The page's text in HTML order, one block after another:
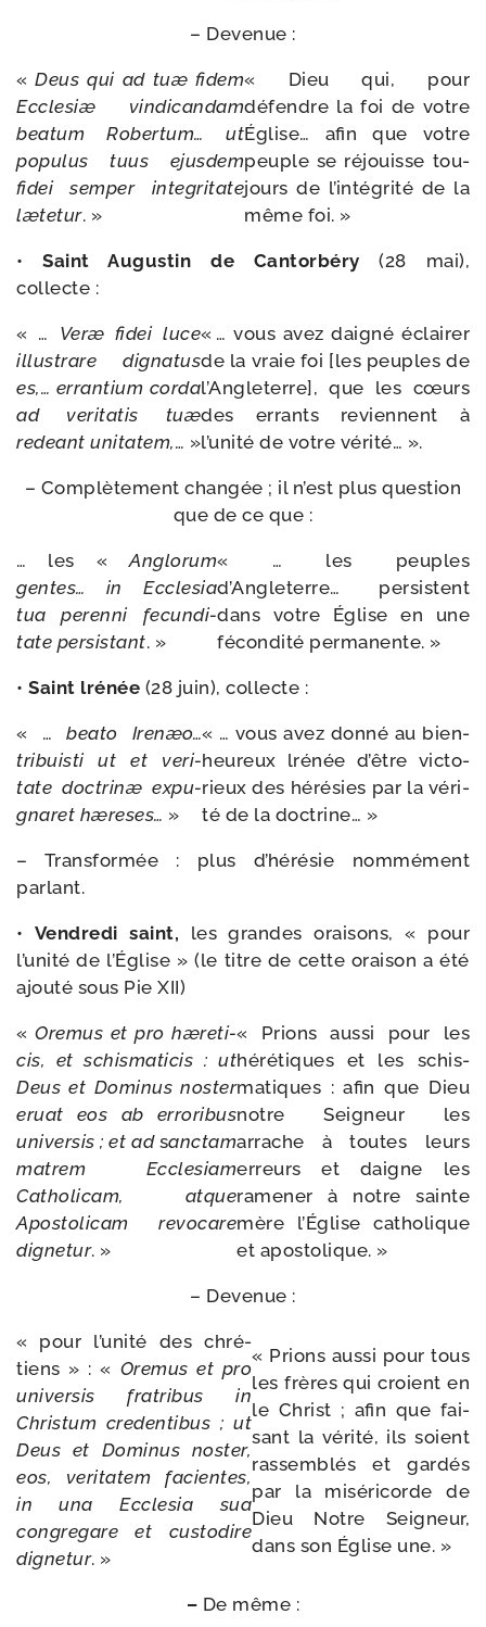
– Devenue :
«Deus qui ad tuæ fidem
Ecclesiæ
vin­di­can­dam
bea­tum
Robertum…
ut
popu­lus
tuus
ejus­dem
fidei
sem­per
inte­gri­tate
læte­tur. »
« Dieu qui, pour
défendre la foi de votre
Église… afin que votre
peuple se réjouisse tou­
jours de l’intégrité de la
même foi. »
•Saint Augustin de Cantorbéry (28 mai),
collecte :
« … Veræ fidei luce
illus­trare
digna­tus
es,… erran­tium cor­da
ad
veri­ta­tis
tuæ
redeant uni­ta­tem,… »
« … vous avez dai­gné éclai­rer
de la vraie foi [les peuples de
l’Angleterre], que les cœurs
des errants reviennent à
l’unité de votre vérité… ».
– Complètement chan­gée ; il n’est plus ques­tion
que de ce que :
… les «Anglorum
gentes…
in
Ecclesia
tua
per­en­ni
fecun­di­
tate per­sis­tant. »
« … les peuples
d’Angleterre… per­sistent
dans votre Église en une
fécon­di­té permanente. »
• Saint lré­née (28 juin), collecte :
« …bea­to
Irenæo…
tri­buis­ti
ut et
veri­
tate doc­trinæ expu­
gna­ret hæreses… »
« … vous avez don­né au bien­
heu­reux lré­née d’être vic­to­
rieux des héré­sies par la véri­
té de la doctrine… »
– Transformée : plus d’hérésie nom­mé­ment
parlant.
• Vendredi saint, les grandes orai­sons, « pour
l’unité de l’Église » (le titre de cette orai­son a été
ajou­té sous Pie XII)
«Oremus et pro hære­ti­
cis, et schis­ma­ti­cis : ut
Deus et Dominus nos­ter
eruat
eos ab
erro­ri­bus
uni­ver­sis ; et adsanc­tam
matrem
Ecclesiam
Catholicam,
atque
Apostolicam
revo­care
digne­tur. »
« Prions aus­si pour les
héré­tiques et les schis­
ma­tiques : afin que Dieu
notre Seigneur les
arrache à toutes leurs
erreurs et daigne les
rame­ner à notre sainte
mère l’Église catho­lique
et apostolique. »
– Devenue :
« pour l’unité des chré­
tiens » : « Oremus et pro
uni­ver­sis
fra­tri­bus in
Christum cre­den­ti­bus ; ut
Deus et Dominus nos­ter,
eos,
veri­ta­tem facientes,
in
una Ecclesia
sua
congre­gare
et
cus­to­dire
digne­tur. »
« Prions aus­si pour tous
les frères qui croient en
le Christ ; afin que fai­
sant la véri­té, ils soient
ras­sem­blés et gar­dés
par la misé­ri­corde de
Dieu Notre Seigneur,
dans son Église une. »
– De même :